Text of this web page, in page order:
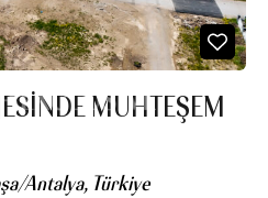
MUHTEŞEM
Antalya, Türkiye